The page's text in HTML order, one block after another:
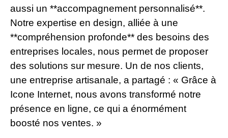
aussi un **accompagnement personnalisé**.
Notre expertise en design, alliée à une
**compréhension profonde** des besoins des
entreprises locales, nous permet de proposer
des solutions sur mesure. Un de nos clients,
une entreprise artisanale, a partagé : « Grâce à
Icone Internet, nous avons transformé notre
présence en ligne, ce qui a énormément
boosté nos ventes. »